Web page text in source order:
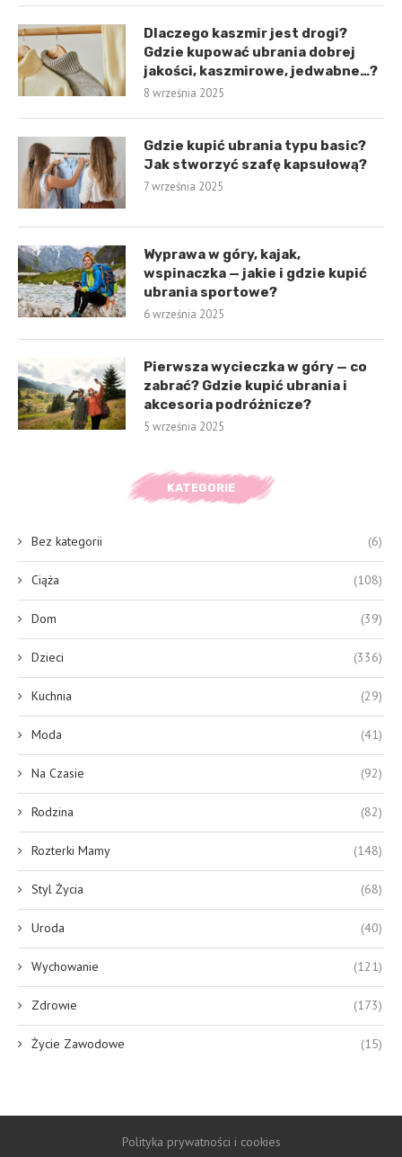
Dlaczego kaszmir jest drogi?
Gdzie kupować ubrania dobrej
jakości, kaszmirowe, jedwabne…?
8 września 2025
Gdzie kupić ubrania typu basic?
Jak stworzyć szafę kapsułową?
7 września 2025
Wyprawa w góry, kajak,
wspinaczka — jakie i gdzie kupić
ubrania sportowe?
6 września 2025
Pierwsza wycieczka w góry — co
zabrać? Gdzie kupić ubrania i
akcesoria podróżnicze?
5 września 2025
KATEGORIE
Bez kategorii (6)
Ciąża (108)
Dom (39)
Dzieci (336)
Kuchnia (29)
Moda (41)
Na Czasie (92)
Rodzina (82)
Rozterki Mamy (148)
Styl Życia (68)
Uroda (40)
Wychowanie (121)
Zdrowie (173)
Życie Zawodowe (15)
Polityka prywatności i cookies